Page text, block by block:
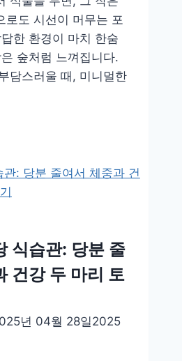
로도 시선이 머무는 포
한 환경이 마치 한숨
숲처럼 느껴집니다.
담스러울 때, 미니멀한
식습관: 당분 줄
건강 두 마리 토
년 04월 28일2025